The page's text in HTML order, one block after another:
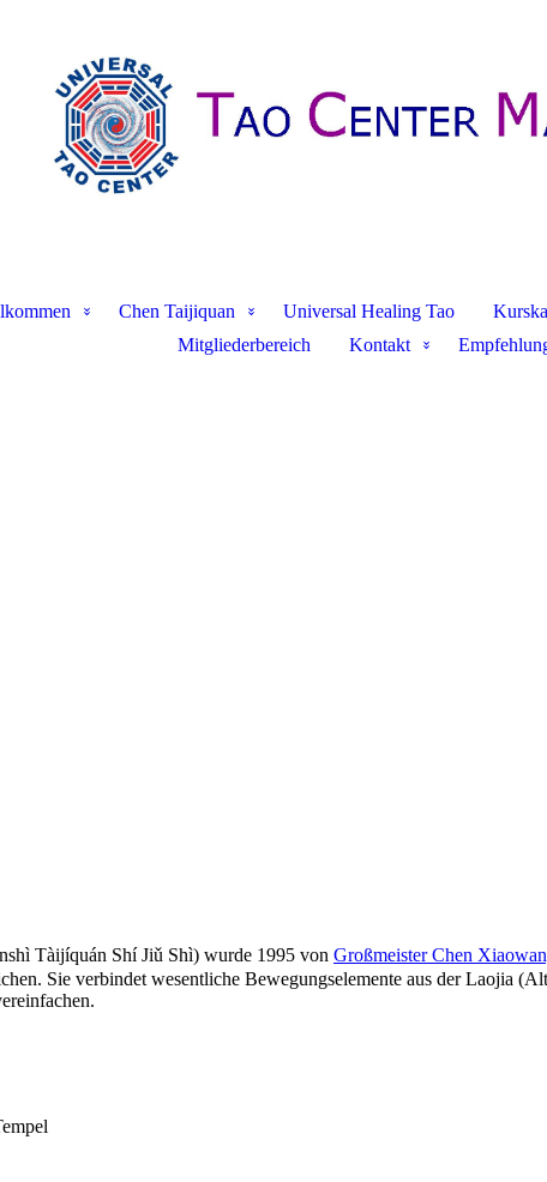
Chen Taijiquan Universal Healing Tao
Mitgliederbereich
Kontakt
Tàijíquán Shí Jiǔ Shì) wurde 1995 von Großmeister Chen
Sie verbindet wesentliche Bewegungselemente aus der Laojia